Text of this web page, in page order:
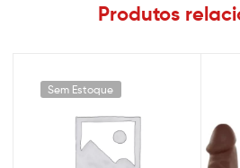
Produtos
Sem Estoque